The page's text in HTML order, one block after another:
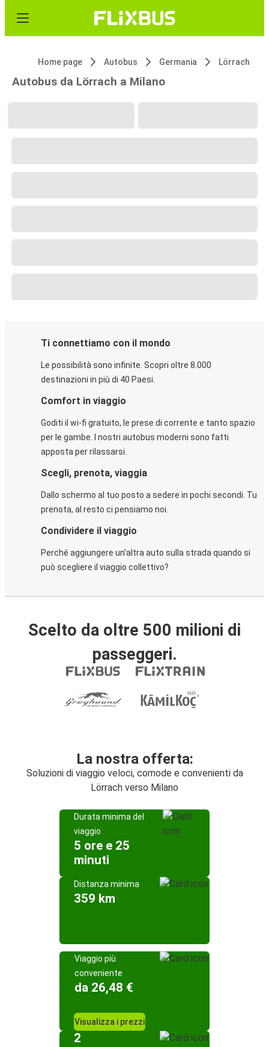
Home page Autobus Germania Lörrach
Autobus da Lörrach a Milano
Ti connettiamo con il mondo
Le possibilità sono infinite. Scopri oltre 8.000
destinazioni in più di 40 Paesi.
Comfort in viaggio
Goditi il wi-fi gratuito, le prese di corrente e tanto spazio
per le gambe. I nostri autobus moderni sono fatti
apposta per rilassarsi.
Scegli, prenota, viaggia
Dallo schermo al tuo posto a sedere in pochi secondi. Tu
prenota, al resto ci pensiamo noi.
Condividere il viaggio
Perché aggiungere un'altra auto sulla strada quando si
può scegliere il viaggio collettivo?
Scelto da oltre 500 milioni di
passeggeri.
La nostra offerta:
Soluzioni di viaggio veloci, comode e convenienti da
Lörrach verso Milano
Durata minima del
viaggio
5 ore e 25
minuti
Distanza minima
359 km
Viaggio più
conveniente
da 26,48 €
Visualizza i prezzi
2